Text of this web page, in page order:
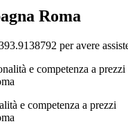
Roma
per avere
e competenza a prezzi